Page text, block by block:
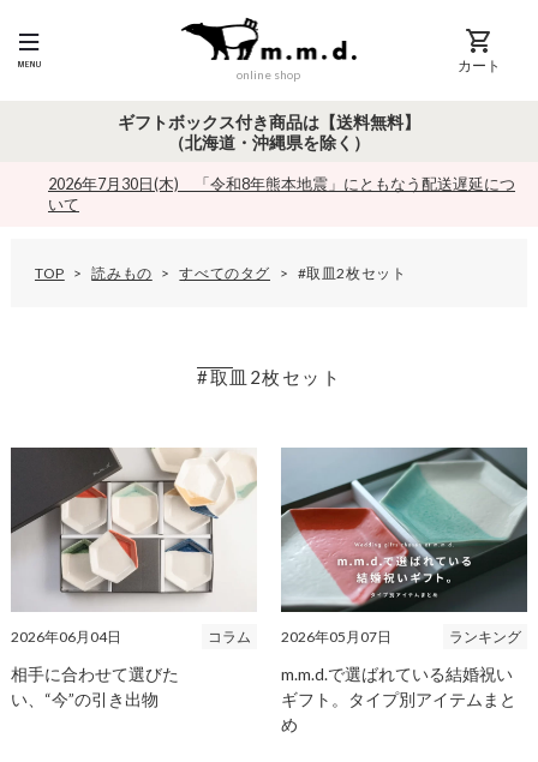
online shop カート
ギフトボックス付き商品は【送料無料】
（北海道・沖縄県を除く）
2026年7月30日(木) 「令和8年熊本地震」にともなう配送遅延につ
いて
TOP 読みもの すべてのタグ #取皿2枚セット
#取皿2枚セット
2026年06月04日 コラム
相手に合わせて選びた
い、“今”の引き出物
2026年05月07日 ランキング
m.m.d.で選ばれている結婚祝い
ギフト。タイプ別アイテムまと
め